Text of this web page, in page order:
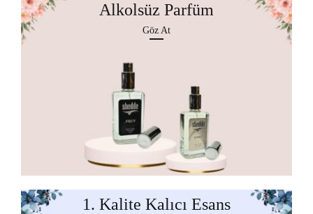
Alkolsüz Parfüm
Göz At
1. Kalite Kalıcı Esans